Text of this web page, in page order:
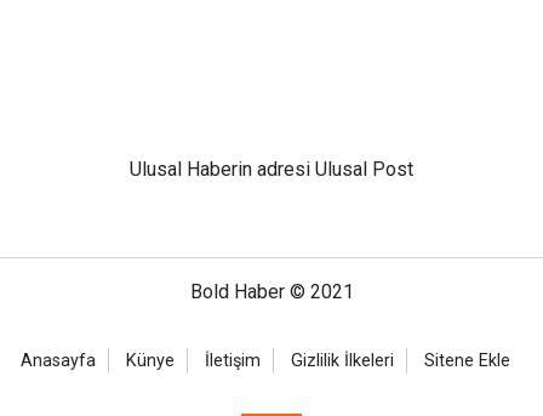
Ulusal Haberin adresi Ulusal Post
Bold Haber © 2021
Anasayfa Künye İletişim Gizlilik İlkeleri Sitene Ekle